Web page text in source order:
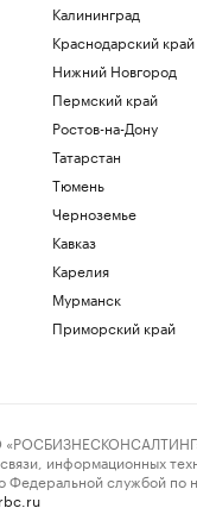
Калининград
Краснодарский край
Нижний Новгород
Пермский край
Ростов-на-Дону
Татарстан
Тюмень
Черноземье
Кавказ
Карелия
Мурманск
Приморский край
информационных
Федеральной службой